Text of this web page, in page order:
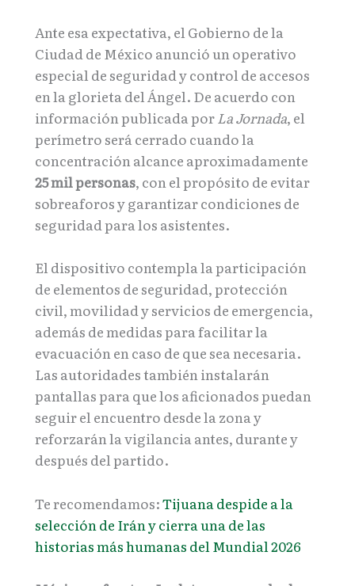
Ante esa expectativa, el Gobierno de la
Ciudad de México anunció un operativo
especial de seguridad y control de accesos
en la glorieta del Ángel. De acuerdo con
información publicada porLa Jornada, el
perímetro será cerrado cuando la
concentración alcance aproximadamente
25 mil personas, con el propósito de evitar
sobreaforos y garantizar condiciones de
seguridad para los asistentes.
El dispositivo contempla la participación
de elementos de seguridad, protección
civil, movilidad y servicios de emergencia,
además de medidas para facilitar la
evacuación en caso de que sea necesaria.
Las autoridades también instalarán
pantallas para que los aficionados puedan
seguir el encuentro desde la zona y
reforzarán la vigilancia antes, durante y
después del partido.
Te recomendamos:Tijuana despide a la
selección de Irán y cierra una de las
historias más humanas del Mundial 2026